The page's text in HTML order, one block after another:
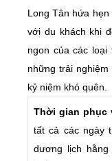
Long Tân hứa
với du khách khi
ngon của các
những trải
kỷ niệm khó quên.
Thời gian
tất cả các ngày
dương lịch hằng